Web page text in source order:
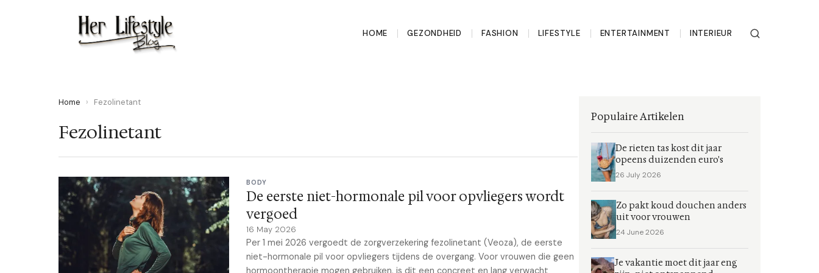
HOME GEZONDHEID FASHION LIFESTYLE ENTERTAINMENT INTERIEUR
Home › Fezolinetant
Fezolinetant
BODY
De eerste niet-hormonale pil voor opvliegers wordt
vergoed
16 May 2026
Per 1 mei 2026 vergoedt de zorgverzekering fezolinetant (Veoza), de eerste
niet-hormonale pil voor opvliegers tijdens de overgang. Voor vrouwen die geen
hormoontherapie mogen gebruiken, is dit een concreet en lang verwacht
Populaire Artikelen
De rieten tas kost dit jaar
opeens duizenden euro's
26 July 2026
Zo pakt koud douchen anders
uit voor vrouwen
24 June 2026
Je vakantie moet dit jaar eng